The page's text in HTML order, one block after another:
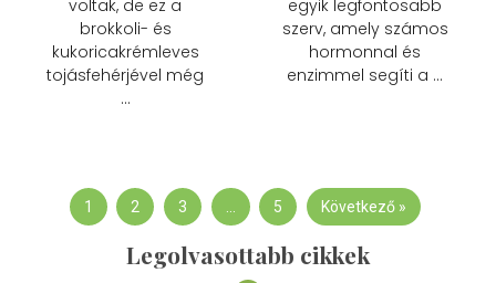
voltak, de ez a
brokkoli- és
kukoricakrémleves
tojásfehérjével még
…
egyik legfontosabb
szerv, amely számos
hormonnal és
enzimmel segíti a …
1 2 3 … 5 Következő »
Legolvasottabb cikkek